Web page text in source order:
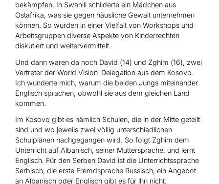
bekämpfen. In Swahili schilderte ein Mädchen aus
Ostafrika, was sie gegen häusliche Gewalt unternehmen
können. So wurden in einer Vielfalt von Workshops und
Arbeitsgruppen diverse Aspekte von Kinderrechten
diskutiert und weitervermittelt.
Und dann waren da noch David (14) und Zghim (16), zwei
Vertreter der World Vision-Delegation aus dem Kosovo.
Ich wunderte mich, warum die beiden Jungs miteinander
Englisch sprachen, obwohl sie aus dem gleichen Land
kommen.
Im Kosovo gibt es nämlich Schulen, die in der Mitte geteilt
sind und wo jeweils zwei völlig unterschiedlichen
Schulplänen nachgegangen wird. So folgt Zghim dem
Unterricht auf Albanisch, seiner Muttersprache, und lernt
Englisch. Für den Serben David ist die Unterrichtssprache
Serbisch, die erste Fremdsprache Russisch; ein Angebot
an Albanisch oder Englisch gibt es für ihn nicht.